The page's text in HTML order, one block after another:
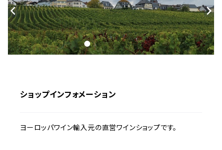
ショップインフォメーション
ヨーロッパワイン輸入元の直営ワインショップです。